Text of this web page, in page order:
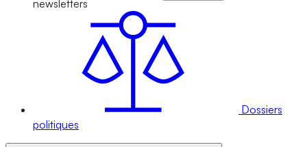
newsletters
Dossiers
politiques